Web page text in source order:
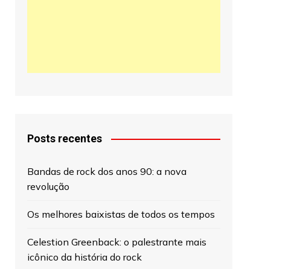
Posts recentes
Bandas de rock dos anos 90: a nova
revolução
Os melhores baixistas de todos os tempos
Celestion Greenback: o palestrante mais
icônico da história do rock